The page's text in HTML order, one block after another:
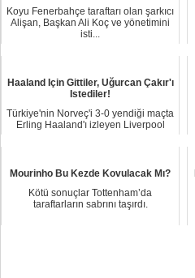
Koyu Fenerbahçe taraftarı olan şarkıcı
Alişan, Başkan Ali Koç ve yönetimini
isti...
Haaland Için Gittiler, Uğurcan Çakır'ı
Istediler!
Türkiye'nin Norveç'i 3-0 yendiği maçta
Erling Haaland'ı izleyen Liverpool
Mourinho Bu Kezde Kovulacak Mı?
Kötü sonuçlar Tottenham’da
taraftarların sabrını taşırdı.